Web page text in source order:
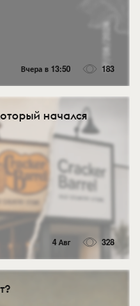
Вчера в 13:50 183
начался
4 Авг 328